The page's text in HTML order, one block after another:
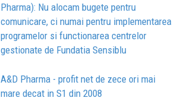
Pharma): Nu alocam bugete pentru
comunicare, ci numai pentru implementarea
programelor si functionarea centrelor
gestionate de Fundatia Sensiblu
A&D Pharma - profit net de zece ori mai
mare decat in S1 din 2008